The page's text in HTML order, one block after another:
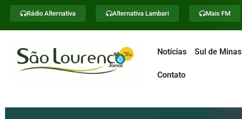
Rádio Alternativa Alternativa Lambari Mais FM
Notícias Sul de Minas
Contato